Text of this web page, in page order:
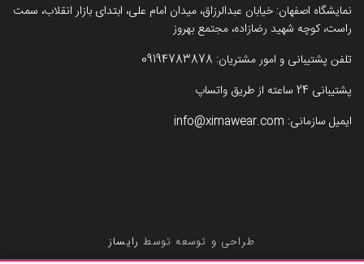
نمایشگاه اصفهان: خیابان عبدالرزاق، میدان امام علی، ابتدای بازار انقلاب، سمت
راست، کوچه شهید رضازاده، مجتمع بهروز
تلفن پشتیبانی و امور مشتریان: 09194783878
پشتیبانی 24 ساعته از طریق واتساپ
ایمیل سازمانی: info@ximawear.com
طراحی و توسعه توسط رایساز